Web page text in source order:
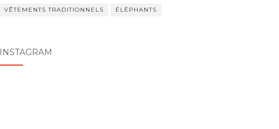
VÊTEMENTS TRADITIONNELS ÉLÉPHANTS
INSTAGRAM